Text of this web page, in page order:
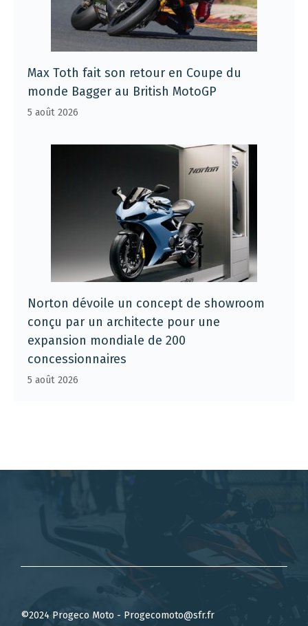
Max Toth fait son retour en Coupe du
monde Bagger au British MotoGP
5 août 2026
Norton dévoile un concept de showroom
conçu par un architecte pour une
expansion mondiale de 200
concessionnaires
5 août 2026
©2024 Progeco Moto - Progecomoto@sfr.fr